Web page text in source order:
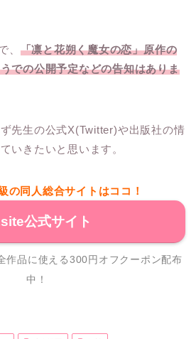
、 「凛と花朔く魔女の恋」原作の
での公開予定などの告知はありま
先生の公式X(Twitter)や出版社の情
いきたいと思います。
の同人総合サイトはココ！
公式サイト
作品に使える300円オフクーポン配布
中！